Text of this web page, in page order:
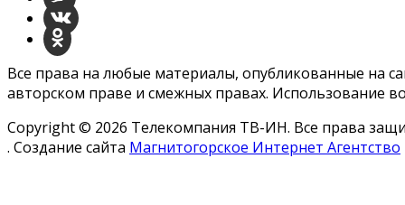
Все права на любые материалы, опубликованные на
авторском праве и смежных правах. Использование
Copyright © 2026 Телекомпания ТВ-ИН. Все права
. Создание сайта Магнитогорское Интернет Агентство